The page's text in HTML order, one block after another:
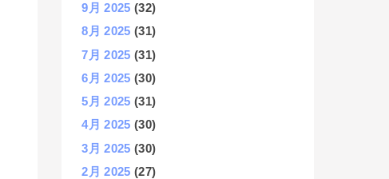
9月 2025(32)
8月 2025(31)
7月 2025(31)
6月 2025(30)
5月 2025(31)
4月 2025(30)
3月 2025(30)
2月 2025(27)